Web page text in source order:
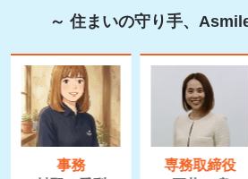
～ 住まいの守り手、
事務
専務取締役